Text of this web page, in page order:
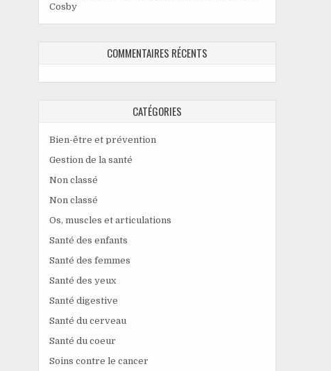
Cosby
COMMENTAIRES RÉCENTS
CATÉGORIES
Bien-être et prévention
Gestion de la santé
Non classé
Non classé
Os, muscles et articulations
Santé des enfants
Santé des femmes
Santé des yeux
Santé digestive
Santé du cerveau
Santé du coeur
Soins contre le cancer